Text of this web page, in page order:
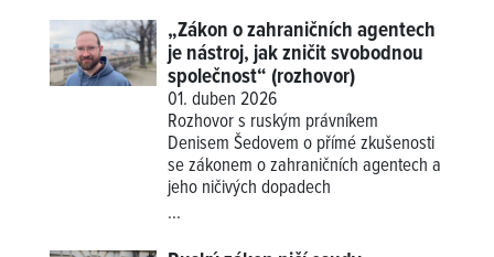
„Zákon o zahraničních agentech
je nástroj, jak zničit svobodnou
společnost“ (rozhovor)
01. duben 2026
Rozhovor s ruským právníkem
Denisem Šedovem o přímé zkušenosti
se zákonem o zahraničních agentech a
jeho ničivých dopadech
...